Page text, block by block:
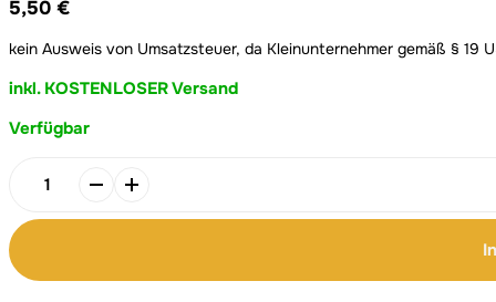
5,50 €
kein Ausweis von Umsatzsteuer, da Kleinunternehmer gemäß § 19
inkl. KOSTENLOSER Versand
Verfügbar
Kartenset
Menge